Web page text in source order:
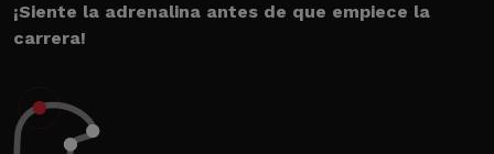
¡Siente la adrenalina antes de que empiece la
carrera!